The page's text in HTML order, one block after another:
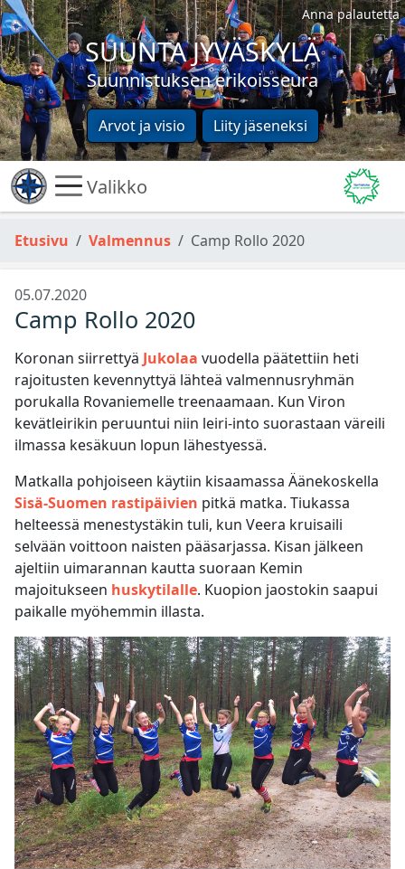
SUUNTA JYVÄSKYLÄ
Suunnistuksen erikoisseura
Arvot ja visio Liity jäseneksi
Anna palautetta
Valikko
Etusivu Valmennus Camp Rollo 2020
05.07.2020
Camp Rollo 2020
Koronan siirrettyä Jukolaa vuodella päätettiin heti
rajoitusten kevennyttyä lähteä valmennusryhmän
porukalla Rovaniemelle treenaamaan. Kun Viron
kevätleirikin peruuntui niin leiri-into suorastaan väreili
ilmassa kesäkuun lopun lähestyessä.
Matkalla pohjoiseen käytiin kisaamassa Äänekoskella
Sisä-Suomen rastipäivien pitkä matka. Tiukassa
helteessä menestystäkin tuli, kun Veera kruisaili
selvään voittoon naisten pääsarjassa. Kisan jälkeen
ajeltiin uimarannan kautta suoraan Kemin
majoitukseen huskytilalle. Kuopion jaostokin saapui
paikalle myöhemmin illasta.